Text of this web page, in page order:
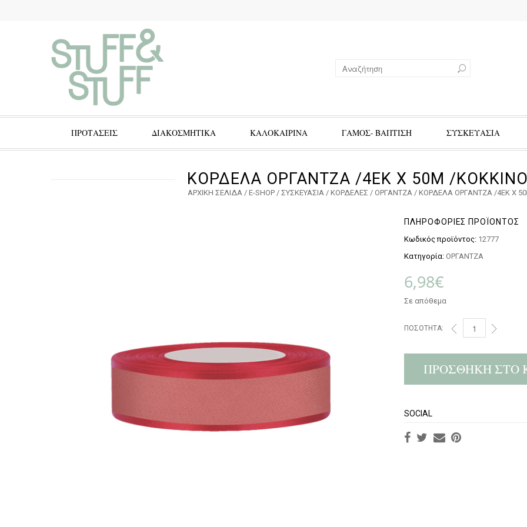
ΠΡΟΤΑΣΕΙΣ ΔΙΑΚΟΣΜΗΤΙΚΑ ΚΑΛΟΚΑΙΡΙΝΑ ΓΑΜΟΣ- ΒΑΠΤΙΣΗ ΣΥΣΚΕΥΑΣΙΑ
ΚΟΡΔΕΛΑ ΟΡΓΑΝΤΖΑ /4ΕΚ Χ 50Μ /ΚΟΚΚΙΝΟ
ΑΡΧΙΚΉ ΣΕΛΊΔΑ/ E-SHOP/ ΣΥΣΚΕΥΑΣΙΑ/ ΚΟΡΔΕΛΕΣ / ΟΡΓΑΝΤΖΑ/ ΚΟΡΔΕΛΑ ΟΡΓΑΝΤΖΑ /4ΕΚ Χ
ΠΛΗΡΟΦΟΡΊΕΣ ΠΡΟΪΌΝΤΟΣ
Κωδικός προϊόντος: 12777
Κατηγορία: ΟΡΓΑΝΤΖΑ
6,98€
Σε απόθεμα
ΠΟΣΌΤΗΤΑ:
ΠΡΟΣΘΉΚΗ ΣΤΟ
SOCIAL